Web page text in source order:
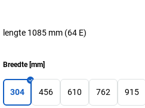
lengte 1085 mm (64 E)
Breedte[mm]
304 456 610 762 915